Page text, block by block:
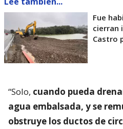
Fue
cierran
Castro
“Solo, cuando pueda
agua embalsada, y se
obstruye los ductos de